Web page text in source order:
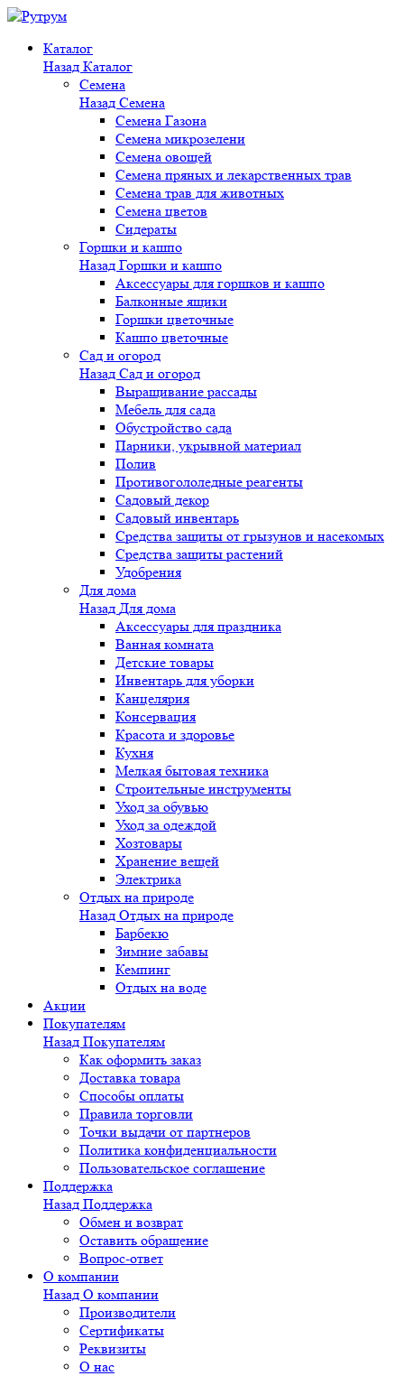
Каталог
Назад Каталог
Семена
Назад Семена
Семена Газона
Семена микрозелени
Семена овощей
Семена пряных и лекарственных трав
Семена трав для животных
Семена цветов
Сидераты
Горшки и кашпо
Назад Горшки и кашпо
Аксессуары для горшков и кашпо
Балконные ящики
Горшки цветочные
Кашпо цветочные
Сад и огород
Назад Сад и огород
Выращивание рассады
Мебель для сада
Обустройство сада
Парники, укрывной материал
Полив
Противогололедные реагенты
Садовый декор
Садовый инвентарь
Средства защиты от грызунов и насекомых
Средства защиты растений
Удобрения
Для дома
Назад Для дома
Аксессуары для праздника
Ванная комната
Детские товары
Инвентарь для уборки
Канцелярия
Консервация
Красота и здоровье
Кухня
Мелкая бытовая техника
Строительные инструменты
Уход за обувью
Уход за одеждой
Хозтовары
Хранение вещей
Электрика
Отдых на природе
Назад Отдых на природе
Барбекю
Зимние забавы
Кемпинг
Отдых на воде
Акции
Покупателям
Назад Покупателям
Как оформить заказ
Доставка товара
Способы оплаты
Правила торговли
Точки выдачи от партнеров
Политика конфиденциальности
Пользовательское соглашение
Поддержка
Назад Поддержка
Обмен и возврат
Оставить обращение
Вопрос-ответ
О компании
Назад О компании
Производители
Сертификаты
Реквизиты
О нас